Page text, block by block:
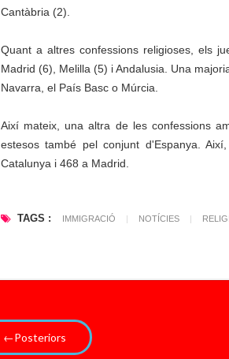
Cantàbria (2).
Quant a altres confessions religioses, els
Madrid (6), Melilla (5) i Andalusia. Una
Navarra, el País Basc o Múrcia.
Així mateix, una altra de les confessions
estesos també pel conjunt d'Espanya.
Catalunya i 468 a Madrid.
TAGS : IMMIGRACIÓ | NOTÍCIES |
←Posteriors